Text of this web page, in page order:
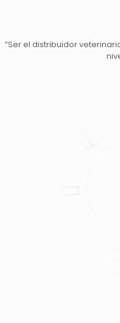
“Ser el distribuidor